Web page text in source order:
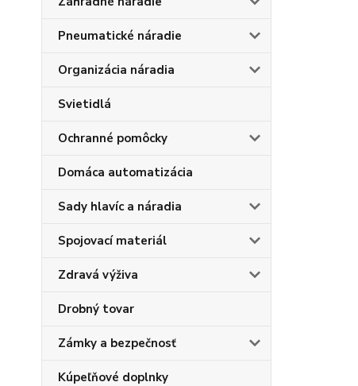
Pneumatické náradie
Organizácia náradia
Svietidlá
Ochranné pomôcky
Domáca automatizácia
Sady hlavíc a náradia
Spojovací materiál
Zdravá výživa
Drobný tovar
Zámky a bezpečnosť
Kúpeľňové doplnky